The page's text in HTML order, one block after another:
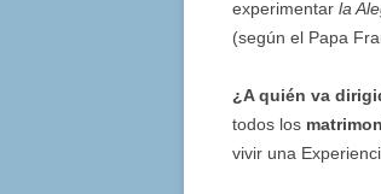
experimentar la
(según el Papa
¿A quién va
todos los
vivir una